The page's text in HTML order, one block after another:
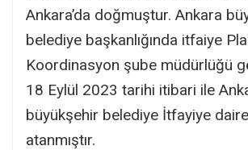
Ankara’da doğmuştur. Ankara
belediye başkanlığında itfaiye
Koordinasyon şube müdürlüğü
18 Eylül 2023 tarihi itibari ile
büyükşehir belediye İtfayiye daire
atanmıştır.